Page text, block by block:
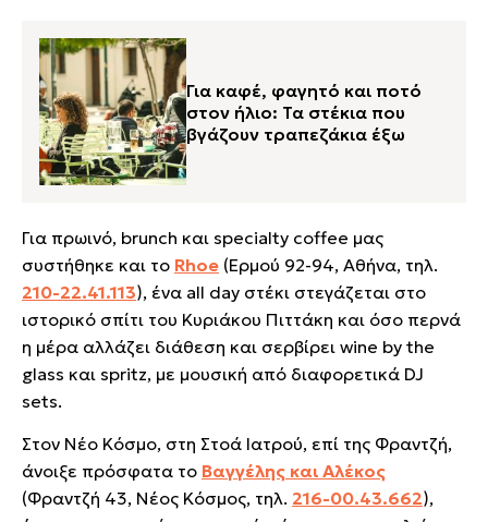
Για καφέ, φαγητό και ποτό
στον ήλιο: Τα στέκια που
βγάζουν τραπεζάκια έξω
Για πρωινό, brunch και specialty coffee μας
συστήθηκε και το Rhoe (Ερμού 92-94, Αθήνα, τηλ.
210-22.41.113), ένα all day στέκι στεγάζεται στο
ιστορικό σπίτι του Κυριάκου Πιττάκη και όσο περνά
η μέρα αλλάζει διάθεση και σερβίρει wine by the
glass και spritz, με μουσική από διαφορετικά DJ
sets.
Στον Νέο Κόσμο, στη Στοά Ιατρού, επί της Φραντζή,
άνοιξε πρόσφατα το Βαγγέλης και Αλέκος
(Φραντζή 43, Νέος Κόσμος, τηλ. 216-00.43.662),